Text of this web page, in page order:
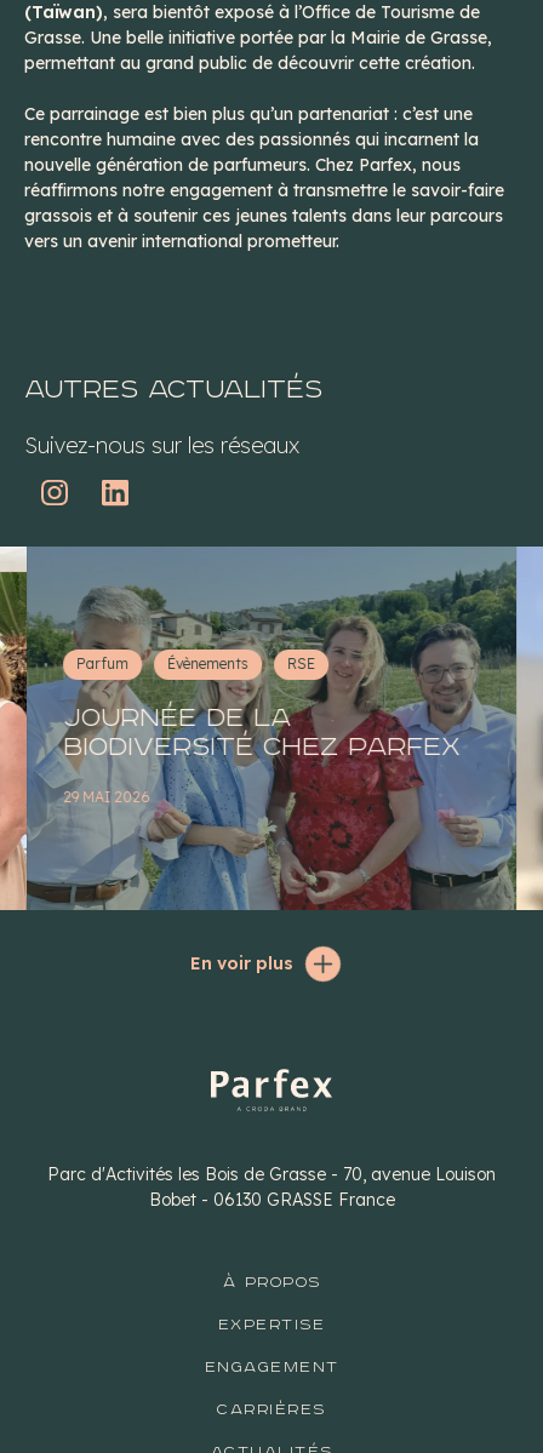
(Taïwan), sera bientôt exposé à l’Office de Tourisme de
Grasse. Une belle initiative portée par la Mairie de Grasse,
permettant au grand public de découvrir cette création.
Ce parrainage est bien plus qu’un partenariat : c’est une
rencontre humaine avec des passionnés qui incarnent la
nouvelle génération de parfumeurs. Chez Parfex, nous
réaffirmons notre engagement à transmettre le savoir-faire
grassois et à soutenir ces jeunes talents dans leur parcours
vers un avenir international prometteur.
Autres actualités
Suivez-nous sur les réseaux
Parfum Évènements RSE
Journée de la
Biodiversité chez Parfex
29 MAI 2026
En voir plus
Parc d'Activités les Bois de Grasse - 70, avenue Louison
Bobet - 06130 GRASSE France
À PROPOS
EXPERTISE
ENGAGEMENT
CARRIÈRES